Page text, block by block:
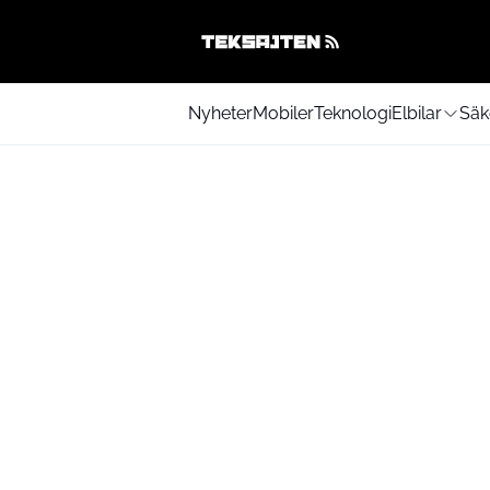
NyheterMobilerTeknologiElbilar